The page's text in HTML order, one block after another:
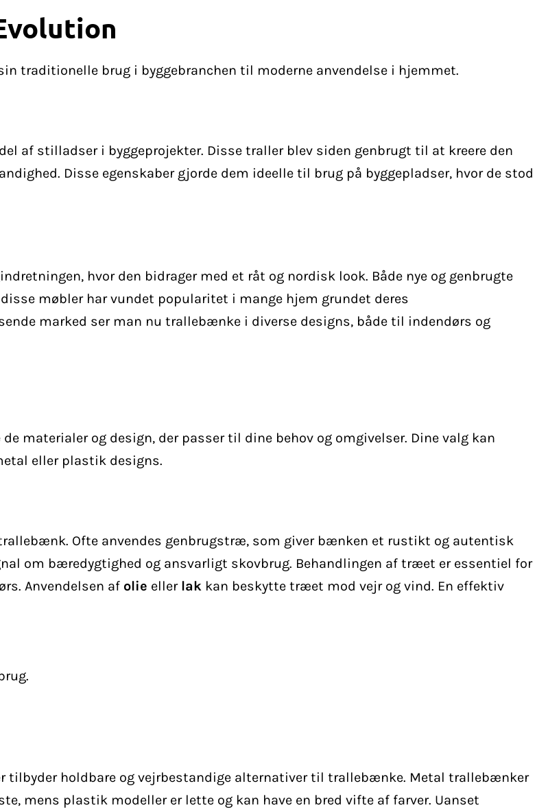
traditionelle brug i byggebranchen til moderne anvendelse i hjemmet.
af stilladser i byggeprojekter. Disse traller blev siden genbrugt til at kreere den
Disse egenskaber gjorde dem ideelle til brug på byggepladser, hvor de stod
hvor den bidrager med et råt og nordisk look. Både nye og genbrugte
møbler har vundet popularitet i mange hjem grundet deres
marked ser man nu trallebænke i diverse designs, både til indendørs og
materialer og design, der passer til dine behov og omgivelser. Dine valg kan
eller plastik designs.
Ofte anvendes genbrugstræ, som giver bænken et rustikt og autentisk
om bæredygtighed og ansvarligt skovbrug. Behandlingen af træet er essentiel for
Anvendelsen af olie eller lak kan beskytte træet mod vejr og vind. En effektiv
tilbyder holdbare og vejrbestandige alternativer til trallebænke. Metal trallebænker
mens plastik modeller er lette og kan have en bred vifte af farver. Uanset